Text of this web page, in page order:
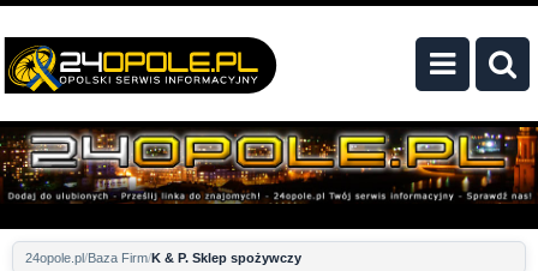
24opole.pl Baza Firm K & P. Sklep spożywczy